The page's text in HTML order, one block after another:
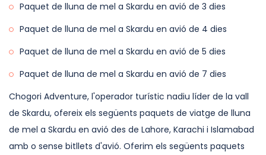
Paquet de lluna de mel a Skardu en avió de 3 dies
Paquet de lluna de mel a Skardu en avió de 4 dies
Paquet de lluna de mel a Skardu en avió de 5 dies
Paquet de lluna de mel a Skardu en avió de 7 dies
Chogori Adventure, l'operador turístic nadiu líder de la vall
de Skardu, ofereix els següents paquets de viatge de lluna
de mel a Skardu en avió des de Lahore, Karachi i Islamabad
amb o sense bitllets d'avió. Oferim els següents paquets